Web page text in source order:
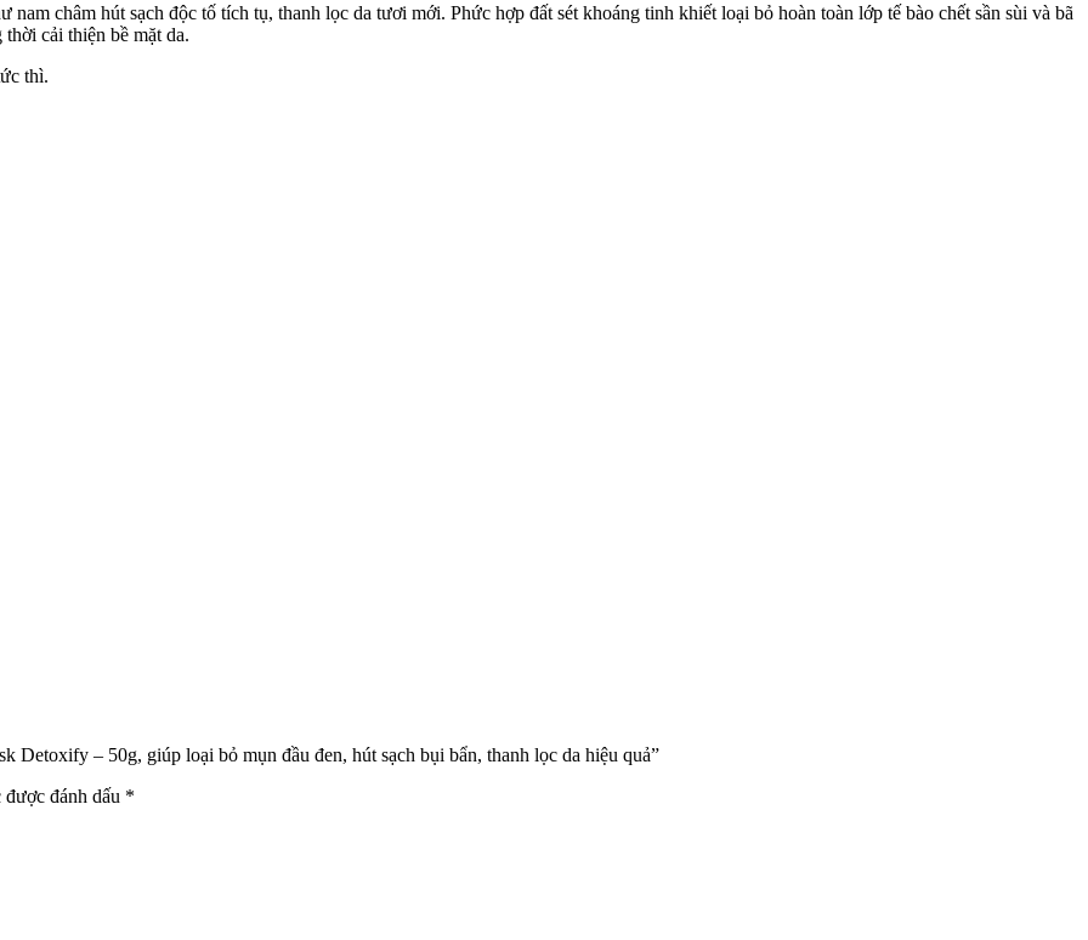
châm hút sạch độc tố tích tụ, thanh lọc da tươi mới. Phức hợp đất sét khoáng tinh khiết loại bỏ hoàn toàn lớp tế bào chết sần sùi và bã
cải thiện bề mặt da.
thì.
Detoxify – 50g, giúp loại bỏ mụn đầu đen, hút sạch bụi bẩn, thanh lọc da hiệu quả”
đánh dấu *